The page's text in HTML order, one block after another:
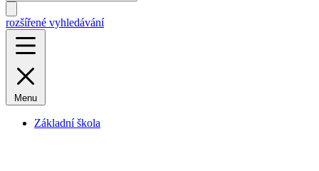
rozšířené vyhledávání
Menu
Základní škola